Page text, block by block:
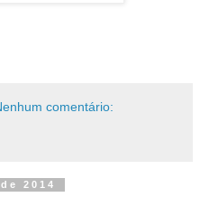
comentário:
2014